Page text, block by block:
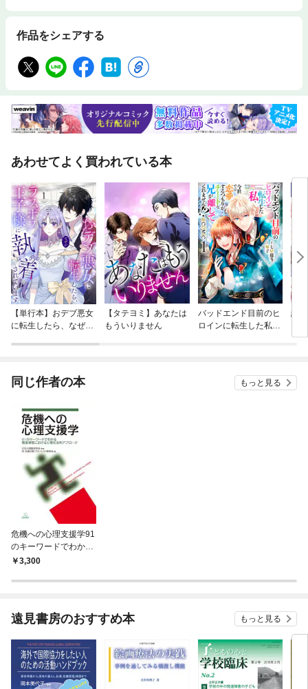
作品をシェアする
あわせてよく買われている本
【単行本】おデブ悪女
に転生したら、なぜか
【タテヨミ】あなたは
もういりません
バッドエンド目前のヒ
ロインに転生した私、
結
同じ作者の本 もっと見る
危機への心理支援学91
のキーワードでわかる
緊急事態における心理
3,300
遠見書房のおすすめ本 もっと見る